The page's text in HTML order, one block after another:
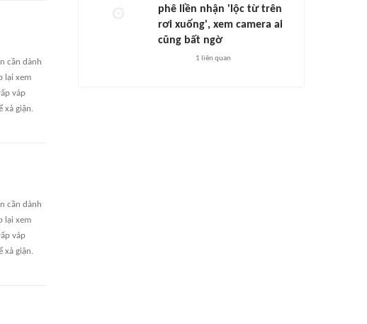
cần dành
lại xem
váp
xả giận.
cần dành
lại xem
váp
xả giận.
phê liền nhận 'lộc từ trên
rơi xuống', xem camera ai
cũng bất ngờ
1 liên quan